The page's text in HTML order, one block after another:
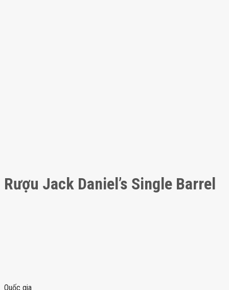
Rượu Jack Daniel’s Single Barrel
Quốc gia